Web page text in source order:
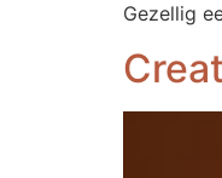
Gezellig